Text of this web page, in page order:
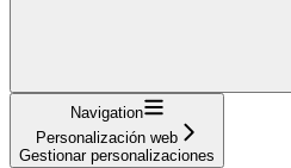
Navigation
Personalización web
Gestionar personalizaciones